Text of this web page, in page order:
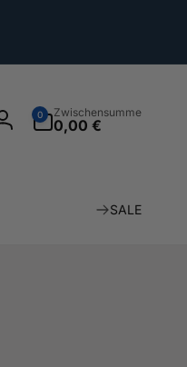
Einloggen
0
Artikel
Zwischensumme
0,00 €
SALE